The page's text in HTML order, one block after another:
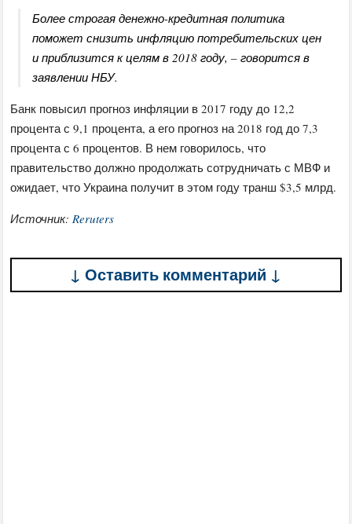
Более строгая денежно-кредитная политика
поможет снизить инфляцию потребительских цен
и приблизится к целям в 2018 году, – говорится в
заявлении НБУ.
Банк повысил прогноз инфляции в 2017 году до 12,2
процента с 9,1 процента, а его прогноз на 2018 год до 7,3
процента с 6 процентов. В нем говорилось, что
правительство должно продолжать сотрудничать с МВФ и
ожидает, что Украина получит в этом году транш $3,5 млрд.
Источник: Reruters
↓ Оставить комментарий ↓